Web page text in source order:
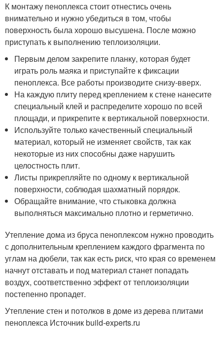
К монтажу пеноплекса стоит отнестись очень
внимательно и нужно убедиться в том, чтобы
поверхность была хорошо высушена. После можно
приступать к выполнению теплоизоляции.
Первым делом закрепите планку, которая будет
играть роль маяка и приступайте к фиксации
пеноплекса. Все работы производите снизу-вверх.
На каждую плиту перед креплением к стене нанесите
специальный клей и распределите хорошо по всей
площади, и прикрепите к вертикальной поверхности.
Используйте только качественный специальный
материал, который не изменяет свойств, так как
некоторые из них способны даже нарушить
целостность плит.
Листы прикрепляйте по одному к вертикальной
поверхности, соблюдая шахматный порядок.
Обращайте внимание, что стыковка должна
выполняться максимально плотно и герметично.
Утепление дома из бруса пеноплексом нужно проводить
с дополнительным креплением каждого фрагмента по
углам на дюбели, так как есть риск, что края со временем
начнут отставать и под материал станет попадать
воздух, соответственно эффект от теплоизоляции
постепенно пропадет.
Утепление стен и потолков в доме из дерева плитами
пеноплекса Источник build-experts.ru